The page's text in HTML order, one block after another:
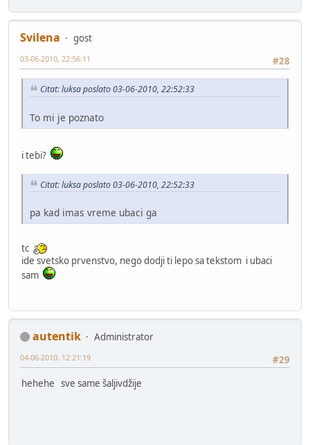
Svilena
gost
#28
03-06-2010, 22:56:11
Citat: luksa poslato 03-06-2010, 22:52:33
To mi je poznato
i tebi?
Citat: luksa poslato 03-06-2010, 22:52:33
pa kad imas vreme ubaci ga
tc
ide svetsko prvenstvo, nego dodji ti lepo sa tekstom i ubaci
sam
autentik
Administrator
#29
04-06-2010, 12:21:19
hehehe sve same šaljivdžije